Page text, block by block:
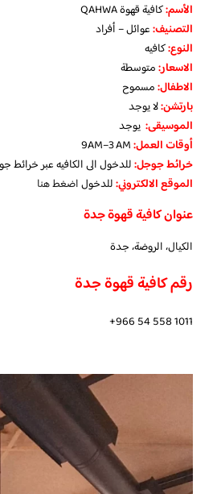
الأسم:كافية قهوة QAHWA
التصنيف:عوائل – أفراد
النوع:كافيه
الاسعار:متوسطة
الاطفال:مسموح
بارتشن:لا يوجد
الموسيقى: يوجد
‏أوقات العمل:9AM–3 AM
خرائط جوجل:للدخول الى الكافيه عبر خرائط
الموقع الالكتروني:للدخولاضغط هنا
عنوان كافية قهوة جدة
الكيال، الروضة، جدة
رقم كافية قهوة جدة